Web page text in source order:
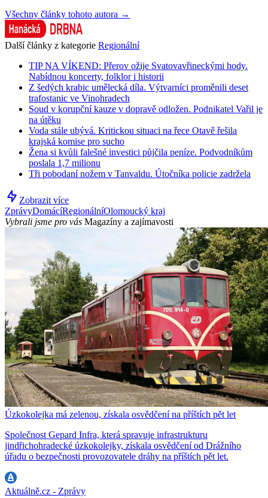
Všechny články tohoto autora →
Další články z kategorie Regionální
TIP NA VÍKEND: Přerov ožije Svatovavřineckými hody.
Nabídnou koncerty, folklor i historii
Z šedých krabic umělecká díla. Výtvarníci proměnili deset
trafostanic ve Vinohradech
Soud v korupční kauze v dopravě odložen. Podnikatel Vařil je
na útěku
Voda stále ubývá. Kritickou situaci na řece Otavě řešila
krajská komise pro sucho
Žena si kvůli falešné investici půjčila peníze. Podvodníkům
poslala 1,7 milionu
Tři pobodaní nožem v Tanvaldu. Útočníka policie zadržela
Zobrazit více
ZprávyDomácíRegionálníOlomoucký kraj
Vybrali jsme pro vás Magazíny a zajímavosti
Úzkokolejka má zelenou, získala osvědčení na příštích pět let
Společnost Gepard Infra, která spravuje infrastrukturu
jindřichohradecké úzkokolejky, získala osvědčení od Drážního
úřadu o bezpečnosti provozovatele dráhy na příštích pět let.
Aktuálně.cz - Zprávy